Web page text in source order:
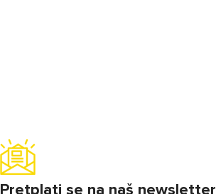
Pretplati se na naš newsletter